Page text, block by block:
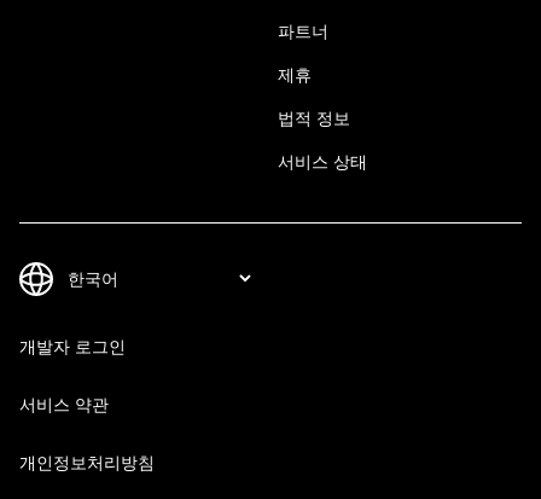
파트너
제휴
법적 정보
서비스 상태
개발자 로그인
서비스 약관
개인정보처리방침